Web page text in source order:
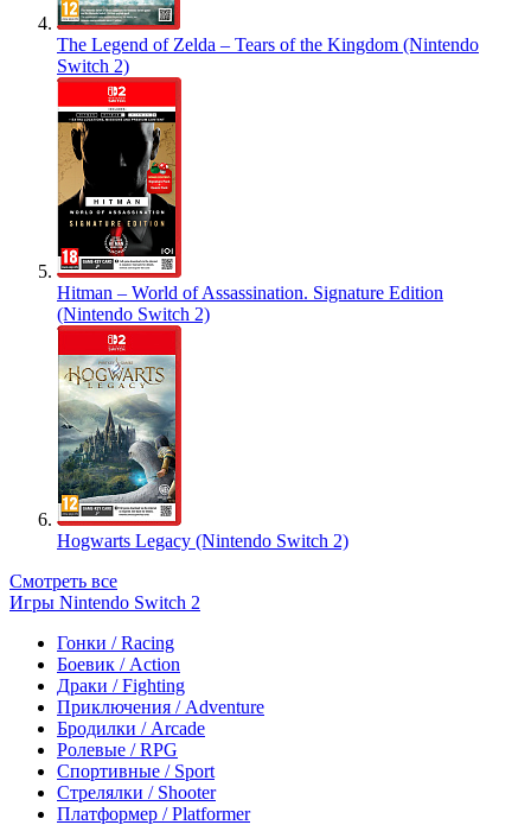
The Legend of Zelda – Tears of the Kingdom (Nintendo
Switch 2)
Hitman – World of Assassination. Signature Edition
(Nintendo Switch 2)
Hogwarts Legacy (Nintendo Switch 2)
Смотреть все
Игры Nintendo Switch 2
Гонки / Racing
Боевик / Action
Драки / Fighting
Приключения / Adventure
Бродилки / Arcade
Ролевые / RPG
Спортивные / Sport
Стрелялки / Shooter
Платформер / Platformer